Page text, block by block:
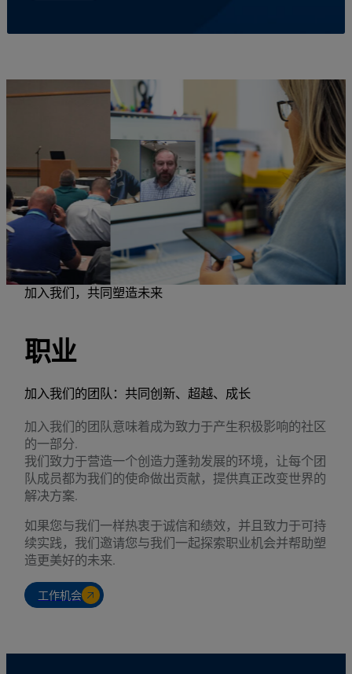
加入我们，共同塑造未来
职业
加入我们的团队：共同创新、超越、成长
加入我们的团队意味着成为致力于产生积极影响的社区
的一部分.
我们致力于营造一个创造力蓬勃发展的环境，让每个团
队成员都为我们的使命做出贡献，提供真正改变世界的
解决方案.
如果您与我们一样热衷于诚信和绩效，并且致力于可持
续实践，我们邀请您与我们一起探索职业机会并帮助塑
造更美好的未来.
工作机会